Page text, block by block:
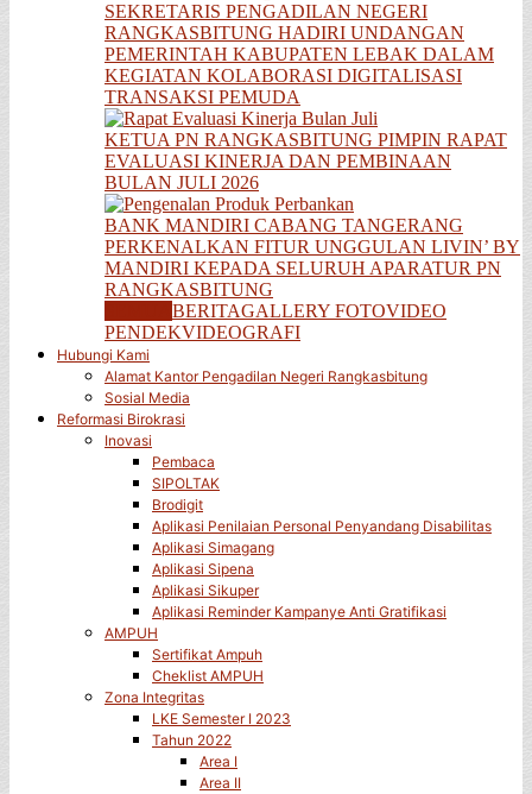
SEKRETARIS PENGADILAN NEGERI
RANGKASBITUNG HADIRI UNDANGAN
PEMERINTAH KABUPATEN LEBAK DALAM
KEGIATAN KOLABORASI DIGITALISASI
TRANSAKSI PEMUDA
KETUA PN RANGKASBITUNG PIMPIN RAPAT
EVALUASI KINERJA DAN PEMBINAAN
BULAN JULI 2026
BANK MANDIRI CABANG TANGERANG
PERKENALKAN FITUR UNGGULAN LIVIN’ BY
MANDIRI KEPADA SELURUH APARATUR PN
RANGKASBITUNG
BERITAGALLERY FOTOVIDEO
PENDEKVIDEOGRAFI
Hubungi Kami
Alamat Kantor Pengadilan Negeri Rangkasbitung
Sosial Media
Reformasi Birokrasi
Inovasi
Pembaca
SIPOLTAK
Brodigit
Aplikasi Penilaian Personal Penyandang Disabilitas
Aplikasi Simagang
Aplikasi Sipena
Aplikasi Sikuper
Aplikasi Reminder Kampanye Anti Gratifikasi
AMPUH
Sertifikat Ampuh
Cheklist AMPUH
Zona Integritas
LKE Semester I 2023
Tahun 2022
Area I
Area II